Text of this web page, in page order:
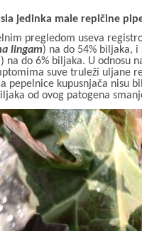
jedinka male repičine
pregledom useva
lingam) na do 54% biljaka,
) na do 6% biljaka. U odnosu
suve truleži uljane
pepelnice kupusnjača nisu
od ovog patogena